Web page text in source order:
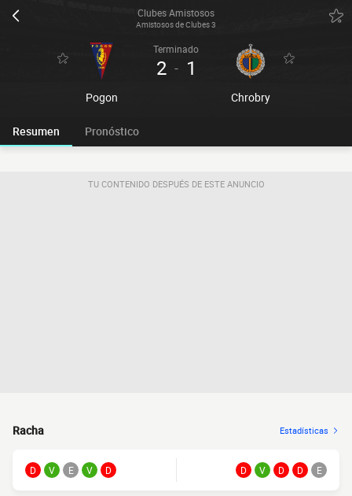
Clubes Amistosos
Amistosos de Clubes 3
Pogon
Terminado
2 - 1
Chrobry
Resumen Pronóstico
TU CONTENIDO DESPUÉS DE ESTE ANUNCIO
Racha Estadísticas
D V E V D D V D D E